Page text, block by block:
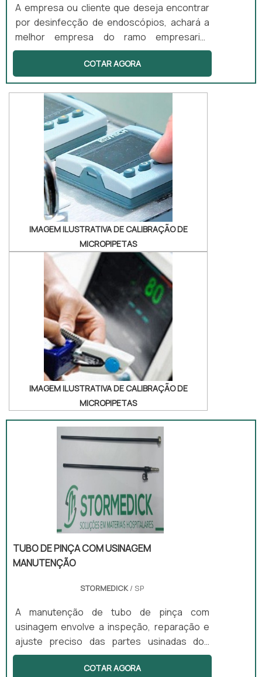
A empresa ou cliente que deseja encontrar
por desinfecção de endoscópios, achará a
melhor empresa do ramo empresarial.
Cotando por meio da própria empresa e
descobrindo a melhor referência em
qualidade. Quando a busca é por
desinfecção de endoscópios, com a equipe
da Sanders do Brasil alcançará assertividade
com preços altamente competitivos.MAIS
DETALHES SOBRE DESINFECÇÃO DE
ENDOSCÓPIOSHá muitas maneiras eficientes
de demonstrar compet...
COTAR AGORA
IMAGEM ILUSTRATIVA DE CALIBRAÇÃO DE
MICROPIPETAS
IMAGEM ILUSTRATIVA DE CALIBRAÇÃO DE
MICROPIPETAS
TUBO DE PINÇA COM USINAGEM
MANUTENÇÃO
STORMEDICK/ SP
A manutenção de tubo de pinça com
usinagem envolve a inspeção, reparação e
ajuste preciso das partes usinadas dos
tubos, garantindo seu perfeito
funcionamento. Esse serviço inclui a
COTAR AGORA